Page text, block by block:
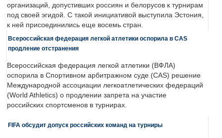
организаций, допустивших россиян и белорусов к турнирам
под своей эгидой. С такой инициативой выступила Эстония,
к ней присоединились еще восемь стран.
Всероссийская федерация легкой атлетики оспорила в CAS
продление отстранения
Всероссийская федерация легкой атлетики (ВФЛА)
оспорила в Спортивном арбитражном суде (CAS) решение
Международной ассоциации легкоатлетических федераций
(World Athletics) о продлении запрета на участие
российских спортсменов в турнирах.
FIFA обсудит допуск российских команд на турниры